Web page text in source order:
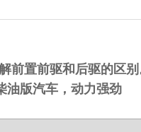
前置前驱和后驱的区
油版汽车，动力强劲